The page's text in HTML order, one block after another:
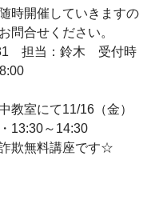
時開催していきますの
問合せください。
　担当：鈴木　受付時
教室にて11/16（金）
13:30～14:30
欺無料講座です☆